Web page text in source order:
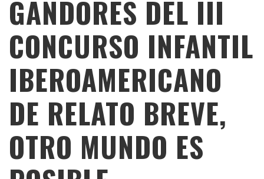
GANDORES DEL III
CONCURSO INFANTIL
IBEROAMERICANO
DE RELATO BREVE,
OTRO MUNDO ES